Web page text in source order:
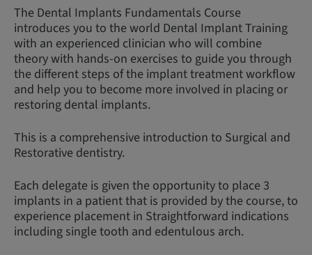
The Dental Implants Fundamentals Course
introduces you to the world Dental Implant Training
with an experienced clinician who will combine
theory with hands-on exercises to guide you through
the different steps of the implant treatment workflow
and help you to become more involved in placing or
restoring dental implants.
This is a comprehensive introduction to Surgical and
Restorative dentistry.
Each delegate is given the opportunity to place 3
implants in a patient that is provided by the course, to
experience placement in Straightforward indications
including single tooth and edentulous arch.